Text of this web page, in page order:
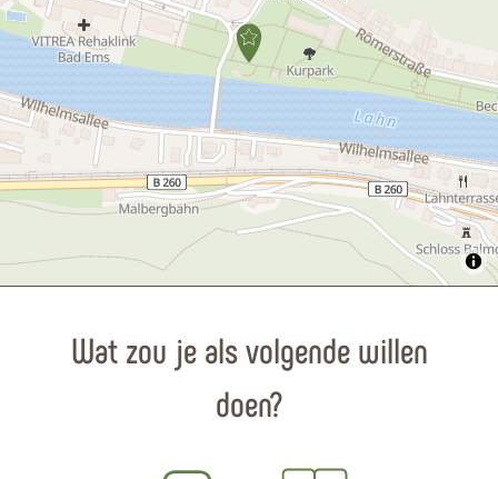
Wat zou je als volgende willen
doen?